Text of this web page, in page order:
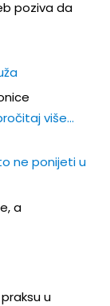
poziva da
više…
ne ponijeti u
a
u